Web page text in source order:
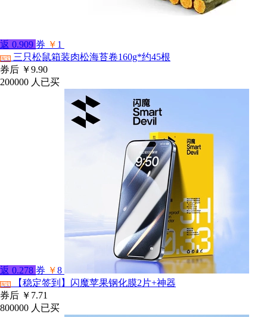
返 0.909 券 ￥ 1
淘宝
三只松鼠箱装肉松海苔卷160g*约45根
券后 ￥9.90
200000 人已买
返 0.278 券 ￥8
淘宝
【稳定签到】闪魔苹果钢化膜2片+神器
券后 ￥7.71
800000 人已买